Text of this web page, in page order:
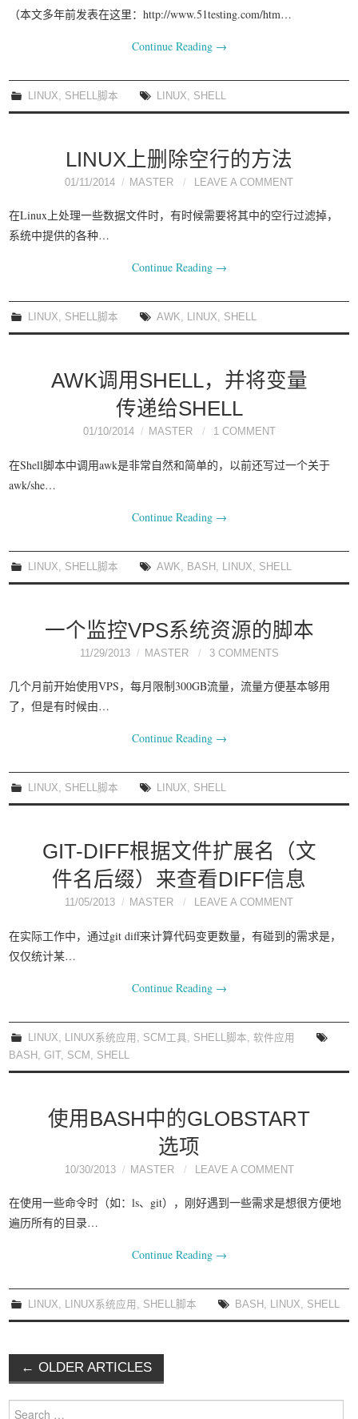
（本文多年前发表在这里：http://www.51testing.com/htm…
Continue Reading →
LINUX SHELL脚本 LINUX SHELL
LINUX上删除空行的方法
01/11/2014 MASTER LEAVE A COMMENT
在Linux上处理一些数据文件时，有时候需要将其中的空行过滤掉，
系统中提供的各种…
Continue Reading →
LINUX, SHELL脚本 AWK, LINUX, SHELL
AWK调用SHELL，并将变量
传递给SHELL
01/10/2014 MASTER 1 COMMENT
在Shell脚本中调用awk是非常自然和简单的，以前还写过一个关于
awk/she…
Continue Reading →
LINUX SHELL脚本 AWK BASH LINUX SHELL
一个监控VPS系统资源的脚本
11/29/2013 MASTER 3 COMMENTS
几个月前开始使用VPS，每月限制300GB流量，流量方便基本够用
了，但是有时候由…
Continue Reading →
LINUX, SHELL脚本 LINUX, SHELL
GIT-DIFF根据文件扩展名（文
件名后缀）来查看DIFF信息
11/05/2013 MASTER LEAVE A COMMENT
在实际工作中，通过git diff来计算代码变更数量，有碰到的需求是，
仅仅统计某…
Continue Reading →
LINUX LINUX系统应用 SCM工具 SHELL脚本 ,软件应用
BASH
,GIT, SCM SHELL
使用BASH中的GLOBSTART
选项
10/30/2013 MASTER LEAVE A COMMENT
在使用一些命令时（如：ls、git），刚好遇到一些需求是想很方便地
遍历所有的目录…
Continue Reading →
LINUX, LINUX系统应用 , SHELL脚本 BASH , LINUX, SHELL
← OLDER ARTICLES
Search for: